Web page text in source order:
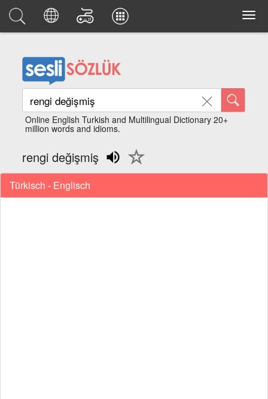
Online English Turkish and Multilingual Dictionary 20+
million words and idioms.
rengi değişmiş
Türkisch - Englisch